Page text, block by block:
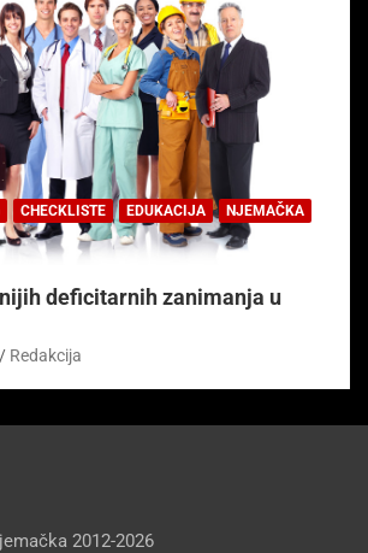
CHECKLISTE EDUKACIJA
NJEMAČKA
deficitarnih zanimanja u
Redakcija
2012-2026